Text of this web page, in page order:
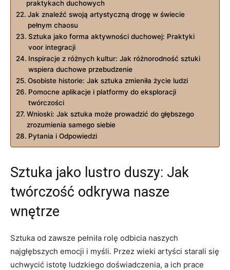
praktykach duchowych
Jak znaleźć swoją artystyczną drogę w świecie
pełnym chaosu
Sztuka jako forma aktywności duchowej: Praktyki
voor integracji
Inspiracje z różnych kultur: Jak różnorodność sztuki
wspiera duchowe przebudzenie
Osobiste historie: Jak sztuka zmieniła życie ludzi
Pomocne aplikacje i platformy do eksploracji
twórczości
Wnioski: Jak sztuka może prowadzić do głębszego
zrozumienia samego siebie
Pytania i Odpowiedzi
Sztuka jako lustro duszy: Jak
twórczość odkrywa nasze
wnętrze
Sztuka od zawsze pełniła rolę odbicia naszych
najgłębszych emocji i myśli. Przez wieki artyści starali się
uchwycić istotę ludzkiego doświadczenia, a ich prace